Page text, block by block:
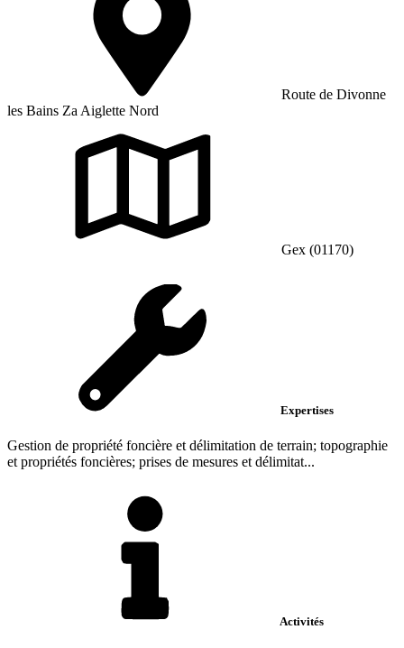
Route de Divonne
les Bains Za Aiglette Nord
Gex (01170)
Expertises
Gestion de propriété foncière et délimitation de terrain; topographie
et propriétés foncières; prises de mesures et délimitat...
Activités